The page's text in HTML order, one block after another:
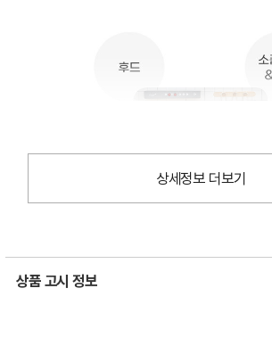
상세정보 더보기
상품 고시 정보